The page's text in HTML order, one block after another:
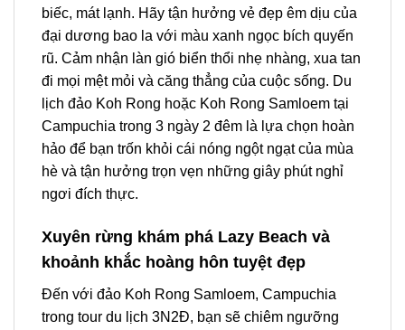
biếc, mát lạnh. Hãy tận hưởng vẻ đẹp êm dịu của
đại dương bao la với màu xanh ngọc bích quyến
rũ. Cảm nhận làn gió biển thổi nhẹ nhàng, xua tan
đi mọi mệt mỏi và căng thẳng của cuộc sống. Du
lịch đảo Koh Rong hoặc Koh Rong Samloem tại
Campuchia trong 3 ngày 2 đêm là lựa chọn hoàn
hảo để bạn trốn khỏi cái nóng ngột ngạt của mùa
hè và tận hưởng trọn vẹn những giây phút nghỉ
ngơi đích thực.
Xuyên rừng khám phá Lazy Beach và
khoảnh khắc hoàng hôn tuyệt đẹp
Đến với đảo Koh Rong Samloem, Campuchia
trong tour du lịch 3N2Đ, bạn sẽ chiêm ngưỡng